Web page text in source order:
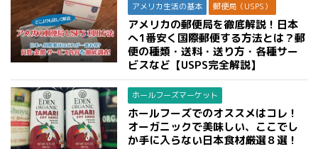
アメリカ生活の基本 郵便局（USPS）
アメリカの郵便局を徹底解説！日本
へ1番安く国際郵便する方法とは？郵
便の種類・送料・送り方・各種サー
ビスなど【USPS完全解説】
ホールフーズマーケット
ホールフーズでのオススメはコレ！
オーガニックで美味しい、ここでし
か手に入らない日本食材厳選８選！